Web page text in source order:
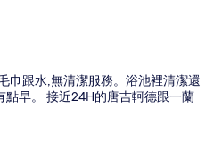
巾跟水,無清潔服務。浴池裡清潔還
點早。 接近24H的唐吉軻德跟一蘭